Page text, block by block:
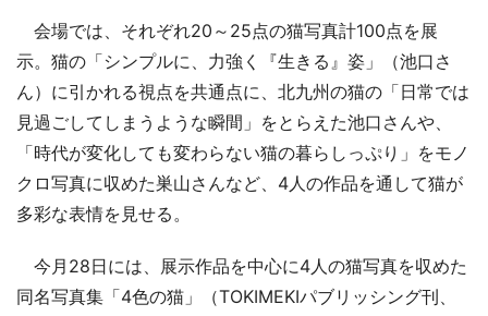
会場では、それぞれ20～25点の猫写真計100点を展
示。猫の「シンプルに、力強く『生きる』姿」（池口さ
ん）に引かれる視点を共通点に、北九州の猫の「日常では
見過ごしてしまうような瞬間」をとらえた池口さんや、
「時代が変化しても変わらない猫の暮らしっぷり」をモノ
クロ写真に収めた巣山さんなど、4人の作品を通して猫が
多彩な表情を見せる。
今月28日には、展示作品を中心に4人の猫写真を収めた
同名写真集「4色の猫」（TOKIMEKIパブリッシング刊、